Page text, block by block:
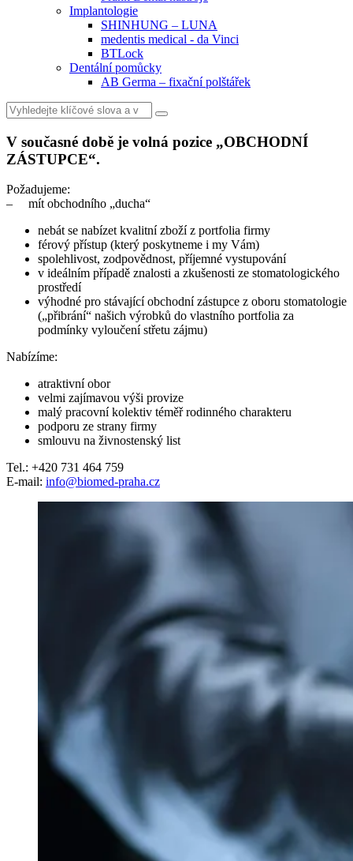
Implantologie
SHINHUNG – LUNA
medentis medical - da Vinci
BTLock
Dentální pomůcky
AB Germa – fixační polštářek
Vyhledat
V současné době je volná pozice „OBCHODNÍ
ZÁSTUPCE“.
Požadujeme:
– mít obchodního „ducha“
nebát se nabízet kvalitní zboží z portfolia firmy
férový přístup (který poskytneme i my Vám)
spolehlivost, zodpovědnost, příjemné vystupování
v ideálním případě znalosti a zkušenosti ze stomatologického
prostředí
výhodné pro stávající obchodní zástupce z oboru stomatologie
(„přibrání“ našich výrobků do vlastního portfolia za
podmínky vyloučení střetu zájmu)
Nabízíme:
atraktivní obor
velmi zajímavou výši provize
malý pracovní kolektiv téměř rodinného charakteru
podporu ze strany firmy
smlouvu na živnostenský list
Tel.: +420 731 464 759
E-mail: info@biomed-praha.cz